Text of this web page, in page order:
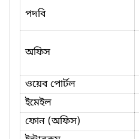
পদবি
অফিস
ওয়েব পোর্টল
ইমেইল
ফোন (অফিস)